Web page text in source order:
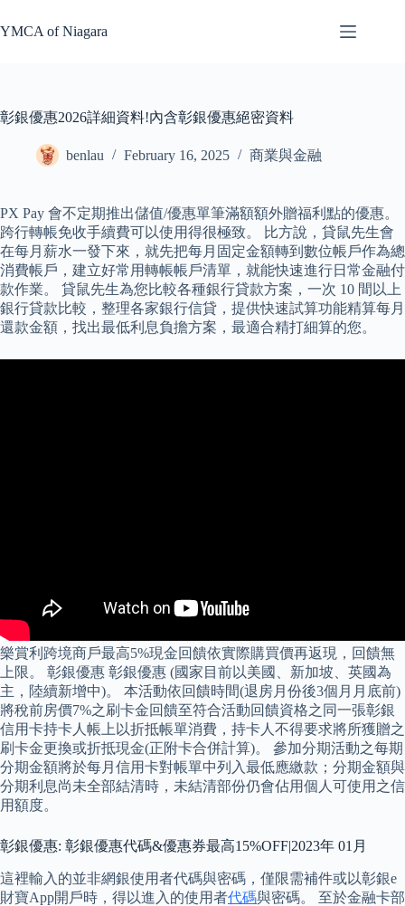
to
content
YMCA of Niagara
彰銀優惠2026詳細資料!內含彰銀優惠絕密資料
benlau February 16, 2025 商業與金融
PX Pay 會不定期推出儲值/優惠單筆滿額額外贈福利點的優惠。
跨行轉帳免收手續費可以使用得很極致。 比方說，貸鼠先生會
在每月薪水一發下來，就先把每月固定金額轉到數位帳戶作為總
消費帳戶，建立好常用轉帳帳戶清單，就能快速進行日常金融付
款作業。 貸鼠先生為您比較各種銀行貸款方案，一次 10 間以上
銀行貸款比較，整理各家銀行信貸，提供快速試算功能精算每月
還款金額，找出最低利息負擔方案，最適合精打細算的您。
樂賞利跨境商戶最高5%現金回饋依實際購買價再返現，回饋無
上限。 彰銀優惠 彰銀優惠 (國家目前以美國、新加坡、英國為
主，陸續新增中)。 本活動依回饋時間(退房月份後3個月月底前)
將稅前房價7%之刷卡金回饋至符合活動回饋資格之同一張彰銀
信用卡持卡人帳上以折抵帳單消費，持卡人不得要求將所獲贈之
刷卡金更換或折抵現金(正附卡合併計算)。 參加分期活動之每期
分期金額將於每月信用卡對帳單中列入最低應繳款；分期金額與
分期利息尚未全部結清時，未結清部份仍會佔用個人可使用之信
用額度。
彰銀優惠: 彰銀優惠代碼&優惠券最高15%OFF|2023年 01月
這裡輸入的並非網銀使用者代碼與密碼，僅限需補件或以彰銀e
財寶App開戶時，得以進入的使用者代碼與密碼。 至於金融卡部